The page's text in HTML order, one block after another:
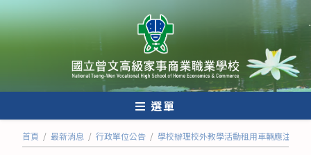
跳
轉
至
內
選單
首頁 / 最新消息 / 行政單位公告 / 學校辦理校外教學活動租用車輛應注意事